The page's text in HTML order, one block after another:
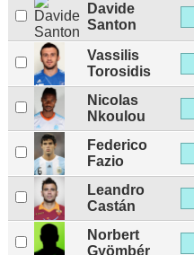
Davide
Santon
Vassilis
Torosidis
Nicolas
Nkoulou
Federico
Fazio
Leandro
Castán
Norbert
Gyömbér